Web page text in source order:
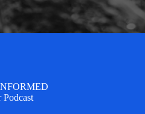
Podcast